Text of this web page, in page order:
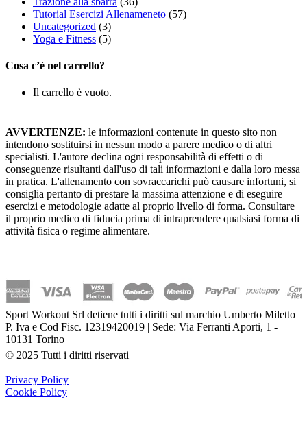
Tutorial Esercizi Allenameneto (57)
Uncategorized (3)
Yoga e Fitness (5)
Cosa c’è nel carrello?
Il carrello è vuoto.
AVVERTENZE: le informazioni contenute in questo sito non
intendono sostituirsi in nessun modo a parere medico o di altri
specialisti. L'autore declina ogni responsabilità di effetti o di
conseguenze risultanti dall'uso di tali informazioni e dalla loro messa
in pratica. L'allenamento con sovraccarichi può causare infortuni, si
consiglia pertanto di prestare la massima attenzione e di eseguire
esercizi e metodologie adatte al proprio livello di forma. Consultare
il proprio medico di fiducia prima di intraprendere qualsiasi forma di
attività fisica o regime alimentare.
Sport Workout Srl detiene tutti i diritti sul marchio Umberto Miletto
P. Iva e Cod Fisc. 12319420019 | Sede: Via Ferranti Aporti, 1 -
10131 Torino
© 2025 Tutti i diritti riservati
Privacy Policy
Cookie Policy